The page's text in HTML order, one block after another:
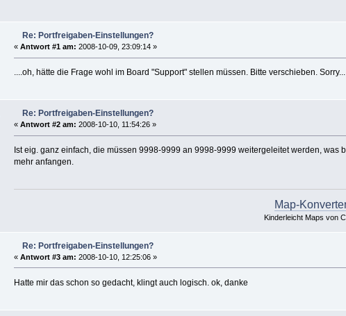
Re: Portfreigaben-Einstellungen?
« Antwort #1 am: 2008-10-09, 23:09:14 »
....oh, hätte die Frage wohl im Board "Support" stellen müssen. Bitte verschieben. Sorry...
Re: Portfreigaben-Einstellungen?
« Antwort #2 am: 2008-10-10, 11:54:26 »
Ist eig. ganz einfach, die müssen 9998-9999 an 9998-9999 weitergeleitet werden,
mehr anfangen.
Map-
Kinderleicht Maps von
Re: Portfreigaben-Einstellungen?
« Antwort #3 am: 2008-10-10, 12:25:06 »
Hatte mir das schon so gedacht, klingt auch logisch. ok, danke